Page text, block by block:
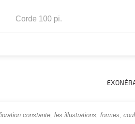
Corde 100 pi.
constante, les illustrations, formes,